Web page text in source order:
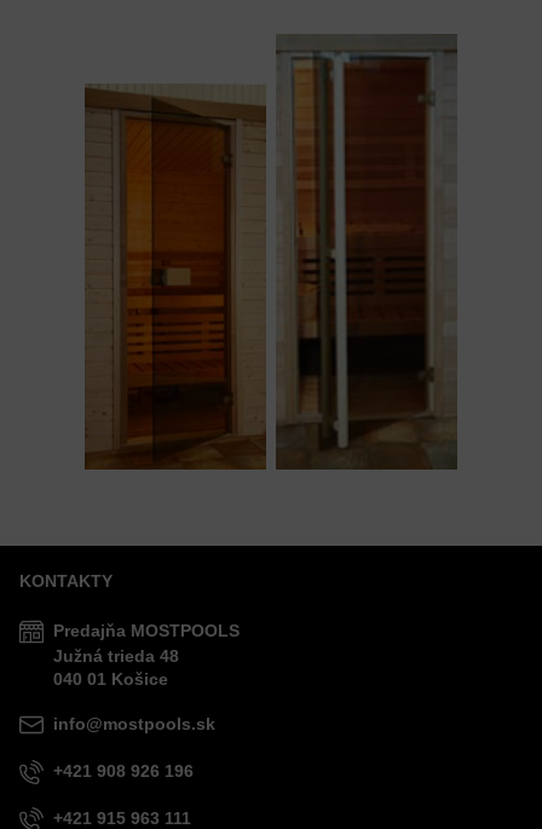
KONTAKTY
Predajňa MOSTPOOLS
Južná trieda 48
040 01 Košice
info@mostpools.sk
+421 908 926 196
+421 915 963 111